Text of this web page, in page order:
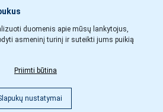
duomenis apie mūsų lankytojus,
asmeninį turinį ir suteikti jums puikią
Priimti būtina
nustatymai